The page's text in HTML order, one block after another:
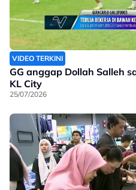
VIDEO TERKINI
GG anggap Dollah Salleh
KL City
25/07/2026